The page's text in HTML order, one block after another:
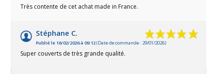
Très contente de cet achat made in France.
Stéphane C.
Publié le 16/02/2026 à 09:12(Date de commande : 29/01/2026)
Super couverts de très grande qualité.